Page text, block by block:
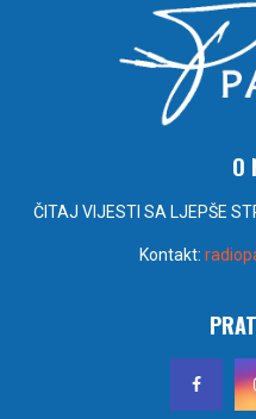
O
ČITAJ VIJESTI SA LJEPŠE
Kontakt: